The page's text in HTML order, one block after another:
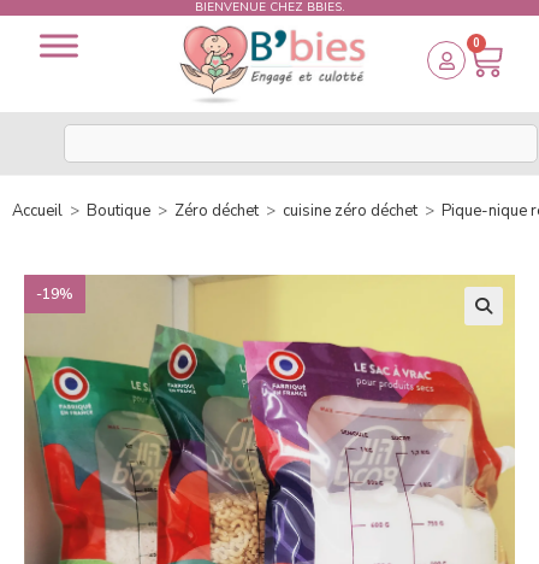
BIENVENUE CHEZ BBIES.
0
Accueil > Boutique > Zéro déchet > cuisine zéro déchet > Pique-nique
-19%